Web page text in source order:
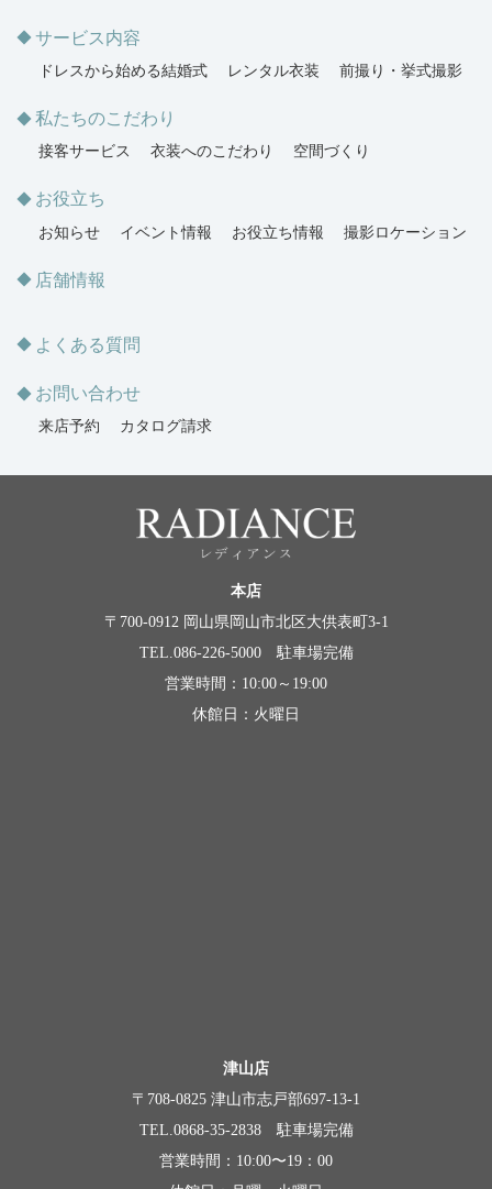
サービス内容
ドレスから始める結婚式 レンタル衣装 前撮り・挙式撮影
私たちのこだわり
接客サービス 衣装へのこだわり 空間づくり
お役立ち
お知らせ イベント情報 お役立ち情報 撮影ロケーション
店舗情報
よくある質問
お問い合わせ
来店予約 カタログ請求
本店
〒700-0912 岡山県岡山市北区大供表町3-1
TEL.086-226-5000 駐車場完備
営業時間：10:00～19:00
休館日：火曜日
津山店
〒708-0825 津山市志戸部697-13-1
TEL.0868-35-2838 駐車場完備
営業時間：10:00〜19：00